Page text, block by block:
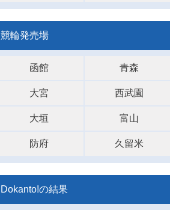
競輪発売場
函館 青森
大宮 西武園
大垣 富山
防府 久留米
Dokanto!の結果